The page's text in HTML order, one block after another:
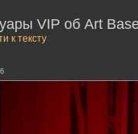
VIP об Art
к тексту
6